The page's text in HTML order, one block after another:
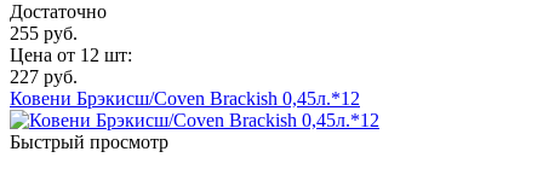
Достаточно
255 руб.
Цена от 12 шт:
227 руб.
Ковени Брэкисш/Coven Brackish 0,45л.*12
Быстрый просмотр